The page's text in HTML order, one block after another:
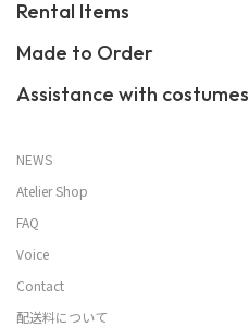
Rental Items
Made to Order
Assistance with costumes
NEWS
Atelier Shop
FAQ
Voice
Contact
配送料について